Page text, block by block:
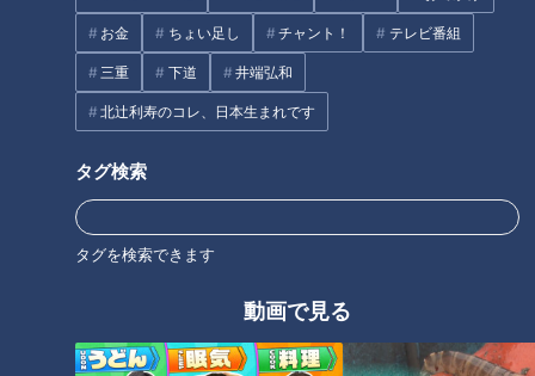
お金 ちょい足し チャント！ テレビ番組
三重 下道 井端弘和
北辻利寿のコレ、日本生まれです
タグ検索
タグを検索できます
動画で見る
店に！大将が感動した思い出の
３連敗
タグ
おでかけ うなずキング
花咲かタイムズ
オススメ関連コンテンツ